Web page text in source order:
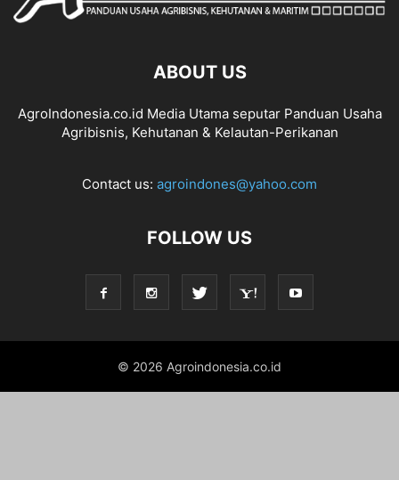
ABOUT US
AgroIndonesia.co.id Media Utama seputar Panduan Usaha
Agribisnis, Kehutanan & Kelautan-Perikanan
Contact us: agroindones@yahoo.com
FOLLOW US
© 2026 Agroindonesia.co.id